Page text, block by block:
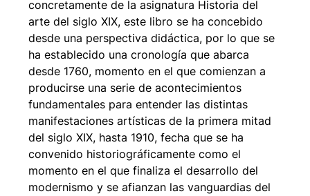
concretamente de la asignatura Historia del
arte del siglo XIX, este libro se ha concebido
desde una perspectiva didáctica, por lo que se
ha establecido una cronología que abarca
desde 1760, momento en el que comienzan a
producirse una serie de acontecimientos
fundamentales para entender las distintas
manifestaciones artísticas de la primera mitad
del siglo XIX, hasta 1910, fecha que se ha
convenido historiográficamente como el
momento en el que finaliza el desarrollo del
modernismo y se afianzan las vanguardias del